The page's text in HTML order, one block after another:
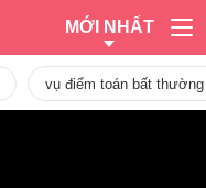
MỚI NHẤT
vụ điểm toán bất